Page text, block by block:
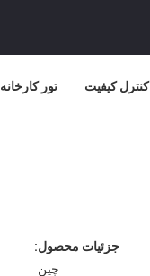
تور کارخانه کنترل کیفیت
جزئیات محصول:
چین